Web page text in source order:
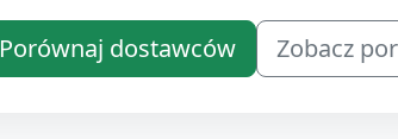
Porównaj dostawców Zobacz